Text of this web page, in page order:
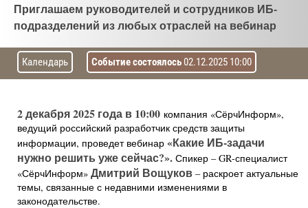
Приглашаем руководителей и сотрудников ИБ-
подразделений из любых отраслей на вебинар
Событие состоялось02.12.2025 10:00
Календарь
2 декабря 2025 года в 10:00 компания «СёрчИнформ»,
ведущий российский разработчик средств защиты
информации, проведет вебинар «Какие ИБ-задачи
нужно решить уже сейчас?». Спикер – GR-специалист
«СёрчИнформ» Дмитрий Вощуков – раскроет актуальные
темы, связанные с недавними изменениями в
законодательстве.